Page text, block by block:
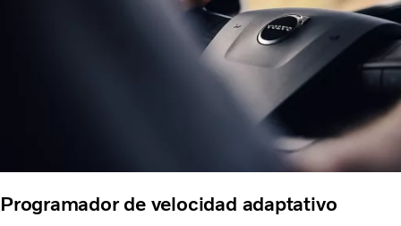
Programador de velocidad adaptativo